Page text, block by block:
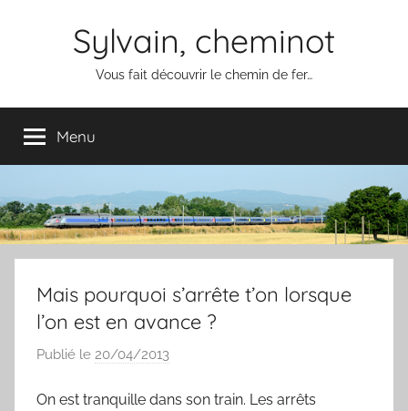
Sylvain, cheminot
Vous fait découvrir le chemin de fer…
Menu
Mais pourquoi s’arrête t’on lorsque
l’on est en avance ?
Publié le 20/04/2013
r
On est tranquille dans son train. Les arrêts